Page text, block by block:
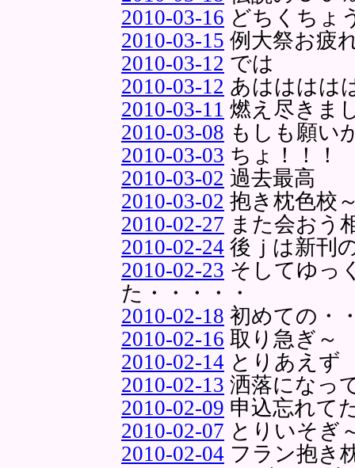
2010-03-16 どちくちょ
2010-03-15 例大祭お疲
2010-03-12 では
2010-03-12 あはははは
2010-03-11 燃え尽きま
2010-03-08 もしも願い
2010-03-03 ちょ！！！
2010-03-02 過去最高
2010-03-02 抱き枕色校
2010-02-27 また会おう
2010-02-24 後ｊは新刊
2010-02-23 そしてゆっ
た・・・・・
2010-02-18 初めての・
2010-02-16 取り急ぎ～
2010-02-14 とりあえず
2010-02-13 洒落になっ
2010-02-09 申込忘れて
2010-02-07 とりいそぎ
2010-02-04 フラン抱き